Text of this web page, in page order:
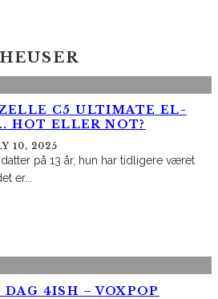
C5 ULTIMATE EL-
HOT ELLER NOT?
10, 2025
på 13 år, hun har tidligere været
er...
4ISH – VOXPOP